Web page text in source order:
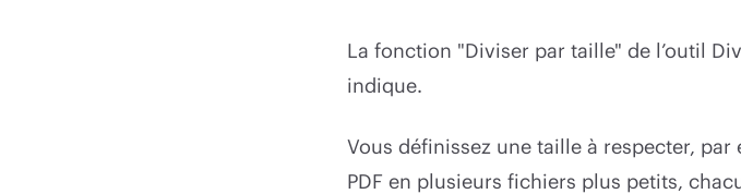
La fonction "Diviser par taille" de l’outil
indique.
Vous définissez une taille à respecter,
PDF en plusieurs fichiers plus petits,